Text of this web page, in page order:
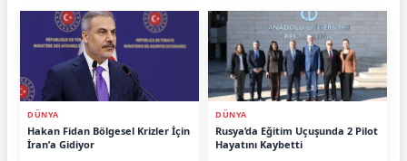
DÜNYA
Hakan Fidan Bölgesel Krizler İçin
İran’a Gidiyor
DÜNYA
Rusya’da Eğitim Uçuşunda 2 Pilot
Hayatını Kaybetti